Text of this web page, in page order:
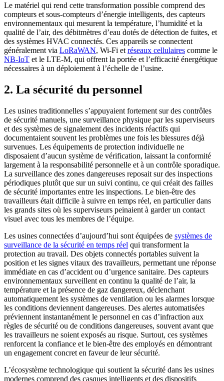
Le matériel qui rend cette transformation possible comprend des
compteurs et sous-compteurs d’énergie intelligents, des capteurs
environnementaux qui mesurent la température, l’humidité et la
qualité de l’air, des débitmètres d’eau dotés de détection de fuites, et
des systèmes HVAC connectés. Ces appareils se connectent
généralement via LoRaWAN, Wi-Fi et réseaux cellulaires comme le
NB-IoT et le LTE-M, qui offrent la portée et l’efficacité énergétique
nécessaires à un déploiement à l’échelle de l’usine.
2. La sécurité du personnel
Les usines traditionnelles s’appuyaient fortement sur des contrôles
de sécurité manuels, une surveillance physique par les superviseurs
et des systèmes de signalement des incidents réactifs qui
documentaient souvent les problèmes une fois les blessures déjà
survenues. Les équipements de protection individuelle ne
disposaient d’aucun système de vérification, laissant la conformité
largement à la responsabilité personnelle et à un contrôle sporadique.
La surveillance des zones dangereuses reposait sur des inspections
périodiques plutôt que sur un suivi continu, ce qui créait des failles
de sécurité importantes entre les inspections. Le bien-être des
travailleurs était difficile à suivre en temps réel, en particulier dans
les grands sites où les superviseurs peinaient à garder un contact
visuel avec tous les membres de l’équipe.
Les usines connectées d’aujourd’hui sont équipées de systèmes de
surveillance de la sécurité en temps réel qui transforment la
protection au travail. Des objets connectés portables suivent la
position et les signes vitaux des travailleurs, permettant une réponse
immédiate en cas d’accident ou d’urgence sanitaire. Des capteurs
environnementaux surveillent en continu la qualité de l’air, la
température et la présence de gaz dangereux, déclenchant
automatiquement les systèmes de ventilation ou les alarmes lorsque
les conditions deviennent dangereuses. Des alertes automatisées
préviennent instantanément le personnel en cas d’infraction aux
règles de sécurité ou de conditions dangereuses, souvent avant que
les travailleurs ne soient exposés au risque. Surtout, ces systèmes
renforcent la confiance et le bien-être des employés en démontrant
un engagement concret en faveur de leur sécurité.
L’écosystème technologique qui soutient la sécurité dans les usines
modernes comprend des casques intelligents et des dispositifs